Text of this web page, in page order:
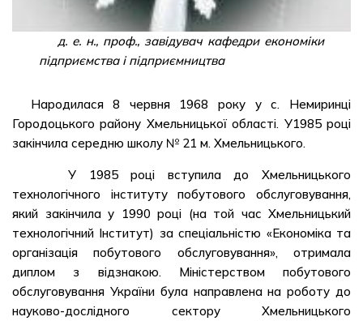
д. е. н., проф., завідувач кафедри економіки
підприємства і підприємництва
Народилася 8 червня 1968 року у с. Немиринці
Городоцького району Хмельницької області. У1985 році
закінчила середню школу № 21 м. Хмельницького.
У 1985 році вступила до Хмельницького
технологічного інституту побутового обслуговування,
який закінчила у 1990 році (на той час Хмельницький
технологічний Інститут) за спеціальністю «Економіка та
організація побутового обслуговування», отримала
диплом з відзнакою. Міністерством побутового
обслуговування України була направлена на роботу до
науково-дослідного сектору Хмельницького